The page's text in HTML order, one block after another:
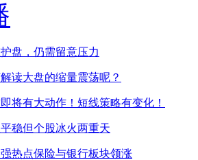
盘，仍需留意压力
读大盘的缩量震荡呢？
将有大动作！短线策略有变化！
稳但个股冰火两重天
热点保险与银行板块领涨